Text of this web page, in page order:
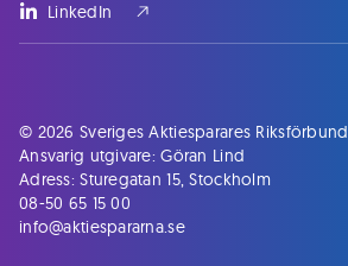
LinkedIn
© 2026 Sveriges Aktiesparares Riksförbund
Ansvarig utgivare: Göran Lind
Adress: Sturegatan 15, Stockholm
08-50 65 15 00
info@aktiespararna.se